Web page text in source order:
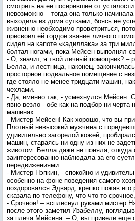
смотреть на ее посеревшее от
невозможно – тогда она только
выходила из дома сутками, боясь не
жизненно необходимо проветриться,
присвоил ей гордое звание личного
сидел на капоте «кадиллака» за три
болтал ногами, пока Мейсен выполнял
- О, значит, я твой личный помощник? –
Белла, и лестница, наконец,
просторное подвальное помещение с
где стояло не менее тридцати машин,
чехлами.
- Да, именно так, - усмехнулся Мейсен.
явно везло - обе как на подбор ни черта
машинах.
- Мистер Мейсен! Как хорошо, что вы
Плотный невысокий мужчина с
удивительно загорелой кожей,
машин, стараясь ни одну из них не
животом. Белла даже не поняла, откуда
заинтересованно наблюдала за его
передвижениями.
- Мистер Нэпкин, - спокойно и
особенно на фоне поведения самого
поздоровался Эдвард, крепко пожав его
сказала по телефону, что что-то
- Срочное! – всплеснул руками мистер
после этого заметил Изабеллу,
за плеча Мейсена. – О, вы привели еще